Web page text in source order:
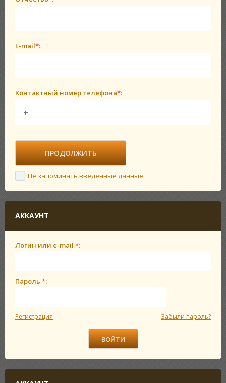
E-mail*:
Контактный номер телефона*:
Не запоминать введенные данные
АККАУНТ
Логин или e-mail *:
Пароль *:
Регистрация Забыли пароль?